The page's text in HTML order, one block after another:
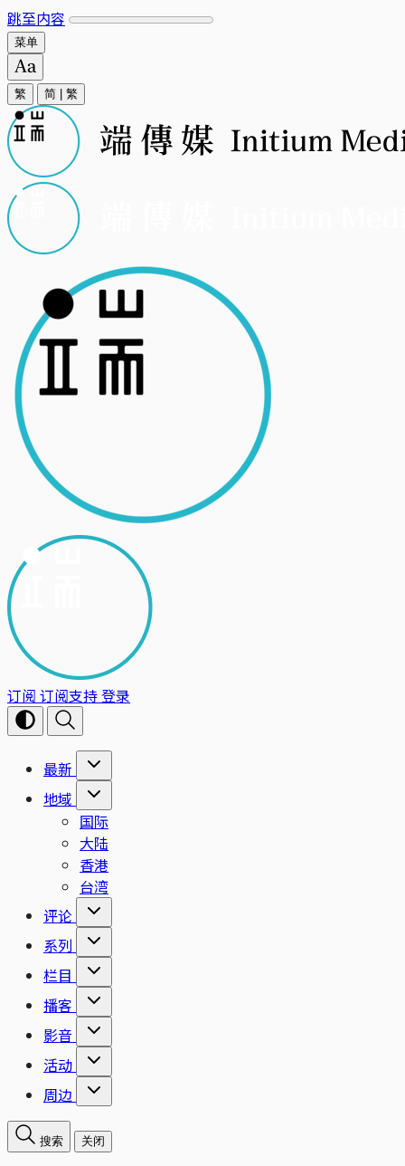
跳至内容
菜单
繁 简 繁
订阅 订阅支持登录
最新
地域
国际
大陆
香港
台湾
评论
系列
栏目
播客
影音
活动
周边
搜索 关闭